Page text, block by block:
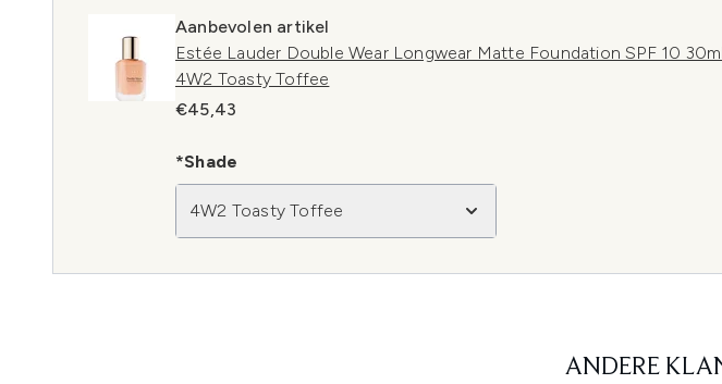
Aanbevolen artikel
Estée Lauder Double Wear Longwear Matte Foundation SPF 10
4W2 Toasty Toffee
€45,43
*Shade
4W2 Toasty Toffee
ANDERE